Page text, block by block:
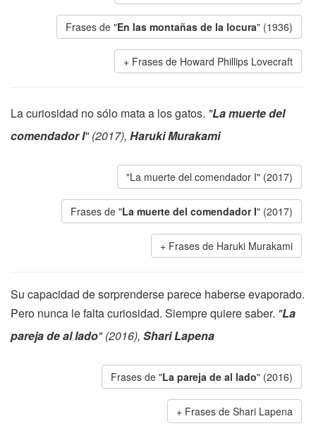
Frases de "En las montañas de la locura" (1936)
Frases de Howard Phillips Lovecraft
La curiosidad no sólo mata a los gatos. "La muerte del
comendador I" (2017), Haruki Murakami
"La muerte del comendador I" (2017)
Frases de "La muerte del comendador I" (2017)
Frases de Haruki Murakami
Su capacidad de sorprenderse parece haberse evaporado.
Pero nunca le falta curiosidad. Siempre quiere saber. "La
pareja de al lado" (2016), Shari Lapena
Frases de "La pareja de al lado" (2016)
Frases de Shari Lapena